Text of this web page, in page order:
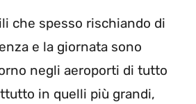
che spesso rischiando di
e la giornata sono
negli aeroporti di tutto
in quelli più grandi,